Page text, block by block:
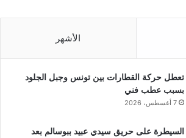
الأشهر
تعطل حركة القطارات بين تونس وجبل الجلود
بسبب عطب فني
7 أغسطس، 2026
السيطرة على حريق سيدي عبيد ببوسالم بعد